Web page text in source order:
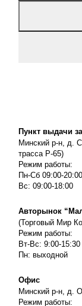
Пункт выдачи
Минский р-н, д.
трасса P-65)
Режим работы:
Пн-Сб 09:00-20:00
Вс: 09:00-18:00
Авторынок
(Торговый Мир
Режим работы:
Вт-Вс: 9:00-15:30
Пн: выходной
Офис
Минский р-н, д.
Режим работы: